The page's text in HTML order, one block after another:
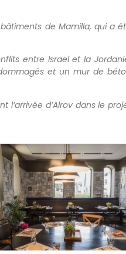
de Mamilla, qui a
entre Israël et la
et un mur de
l’arrivée d’Alrov dans le